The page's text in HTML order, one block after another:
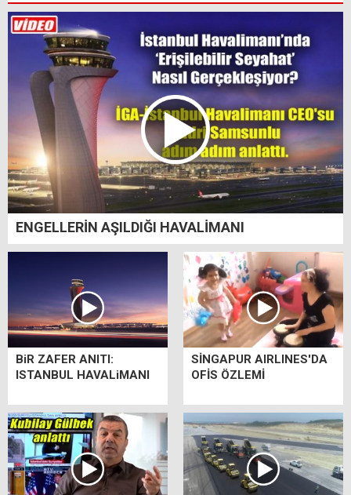
ENGELLERİN AŞILDIĞI HAVALİMANI
BiR ZAFER ANITI:
ISTANBUL HAVALiMANI
SİNGAPUR AIRLINES'DA
OFİS ÖZLEMİ